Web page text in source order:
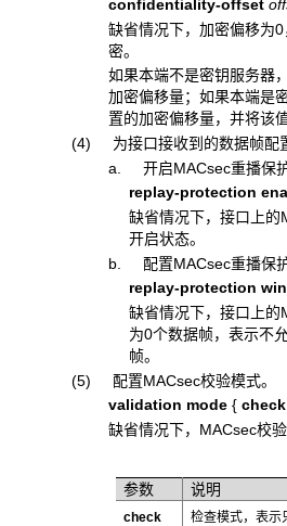
confidentiality-offset
缺省情况下，加密偏移为
密。
如果本端不是密钥服务器
加密偏移量；如果本端是
置的加密偏移量，并将该
(4) 为接口接收到的数据帧配
a. 开启MACsec重播保护
replay-protection
缺省情况下，接口上的
开启状态。
b. 配置MACsec重播保护
replay-protection
缺省情况下，接口上的
为0个数据帧，表示不
帧。
(5) 配置MACsec校验模式。
validation mode {check
缺省情况下，MACsec校
参数 说明
check 检查模式，表示